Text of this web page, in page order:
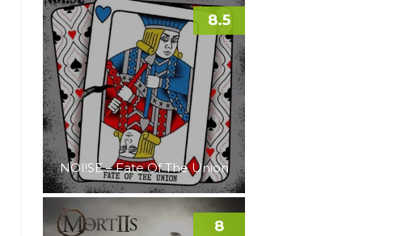
NOI!SE – Fate Of The Union
8.5
8